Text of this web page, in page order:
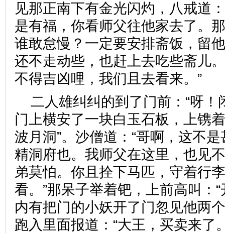
见那正南下有金光闪灼，八戒道
是有福，你看师父往他家去了。
谁敢怠慢？一定要安排斋饭，留
还不走动些，也赶上去吃些斋儿
不得吉凶哩，我们且去看来
二人雄纠纠的到了门前：“呀！
门上横安了一块白玉石板，上镌
波月洞”。沙僧道：“哥啊，这不
精洞府也。我师父在这里，也见
弟莫怕。你且拴下马匹，守着行
看。”那呆子举着钯，上前高叫：
内有把门的小妖开了门忽见他两
跑入里面报道：“大王，买卖来了